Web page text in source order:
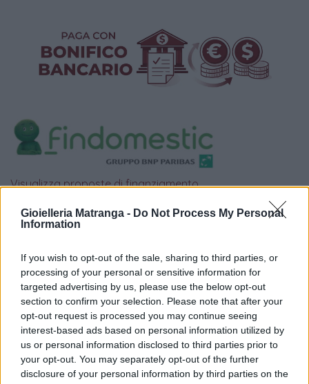
Gioielleria Matranga - Do Not Process My Personal
Information
If you wish to opt-out of the sale, sharing to third parties, or
processing of your personal or sensitive information for
targeted advertising by us, please use the below opt-out
section to confirm your selection. Please note that after your
opt-out request is processed you may continue seeing
interest-based ads based on personal information utilized by
us or personal information disclosed to third parties prior to
your opt-out. You may separately opt-out of the further
disclosure of your personal information by third parties on the
Visualizza proposte di finanziamento
Politiche dei prezzi online
Caratteristiche Prodotto
Google
4.8
Basato su 408 reviews
Powered byLocalImpact